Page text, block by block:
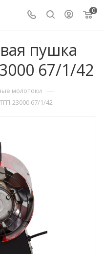
0
пушка
67/1/42
молотоки —
23000 67/1/42